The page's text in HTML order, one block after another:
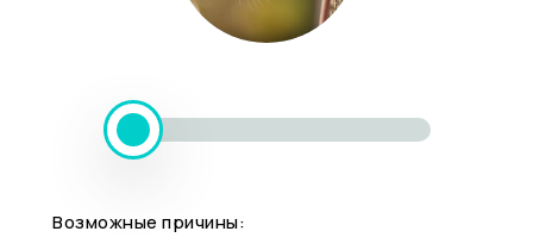
Возможные причины: